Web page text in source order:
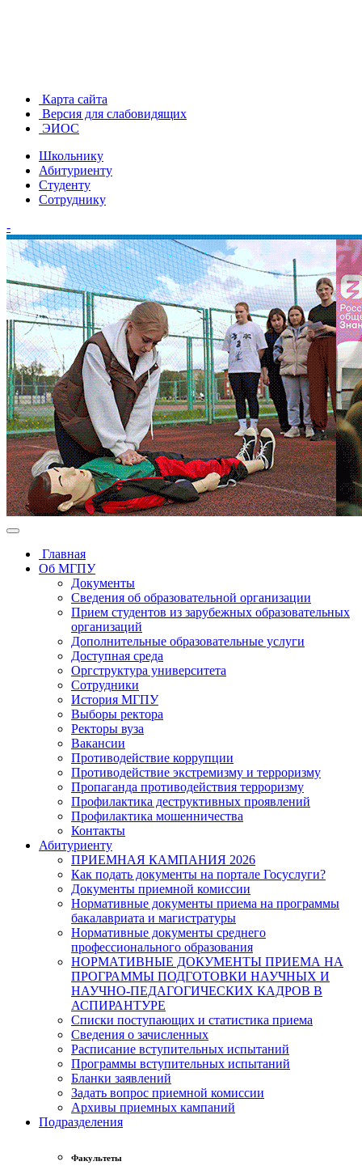
Карта сайта
Версия для слабовидящих
ЭИОС
Школьнику
Абитуриенту
Студенту
Сотруднику
-
Главная
Об МГПУ
Документы
Сведения об образовательной организации
Прием студентов из зарубежных образовательных
организаций
Дополнительные образовательные услуги
Доступная среда
Оргструктура университета
Сотрудники
История МГПУ
Выборы ректора
Ректоры вуза
Вакансии
Противодействие коррупции
Противодействие экстремизму и терроризму
Пропаганда противодействия терроризму
Профилактика деструктивных проявлений
Профилактика мошенничества
Контакты
Абитуриенту
ПРИЕМНАЯ КАМПАНИЯ 2026
Как подать документы на портале Госуслуги?
Документы приемной комиссии
Нормативные документы приема на программы
бакалавриата и магистратуры
Нормативные документы среднего
профессионального образования
НОРМАТИВНЫЕ ДОКУМЕНТЫ ПРИЕМА НА
ПРОГРАММЫ ПОДГОТОВКИ НАУЧНЫХ И
НАУЧНО-ПЕДАГОГИЧЕСКИХ КАДРОВ В
АСПИРАНТУРЕ
Списки поступающих и статистика приема
Сведения о зачисленных
Расписание вступительных испытаний
Программы вступительных испытаний
Бланки заявлений
Задать вопрос приемной комиссии
Архивы приемных кампаний
Подразделения
Факультеты